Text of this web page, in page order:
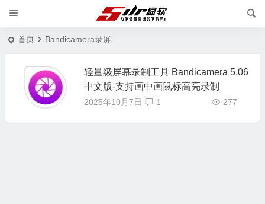
首页 Bandicamera录屏
轻量级屏幕录制工具 Bandicamera 5.06
中文版-支持画中画鼠标高亮录制
2025年10月7日 277
1